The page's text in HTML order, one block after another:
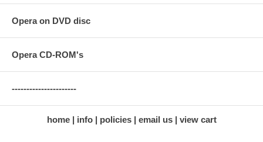
Opera on DVD disc
Opera CD-ROM's
----------------------
home info policies email us view cart